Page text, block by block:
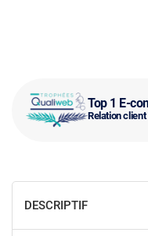
Top 1 E-
Relation
DESCRIPTIF